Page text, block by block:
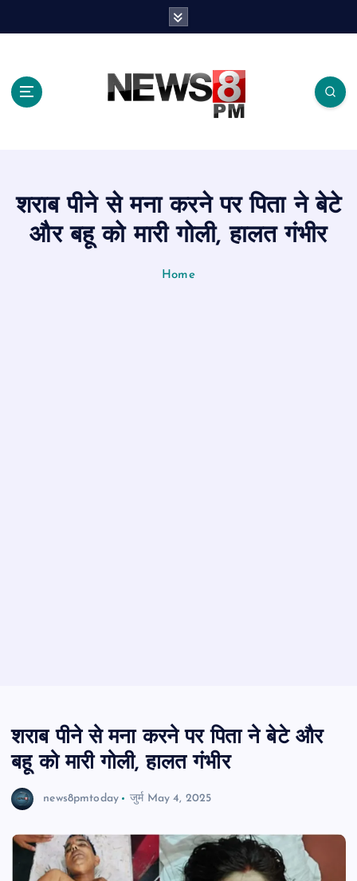
शराब पीने से मना करने पर पिता ने बेटे
और बहू को मारी गोली, हालत गंभीर
Home
शराब पीने से मना करने पर पिता ने बेटे और
बहू को मारी गोली, हालत गंभीर
news8pmtoday जुर्म May 4, 2025